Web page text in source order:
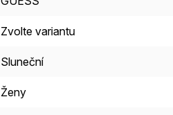
Zvolte variantu
Sluneční
Ženy